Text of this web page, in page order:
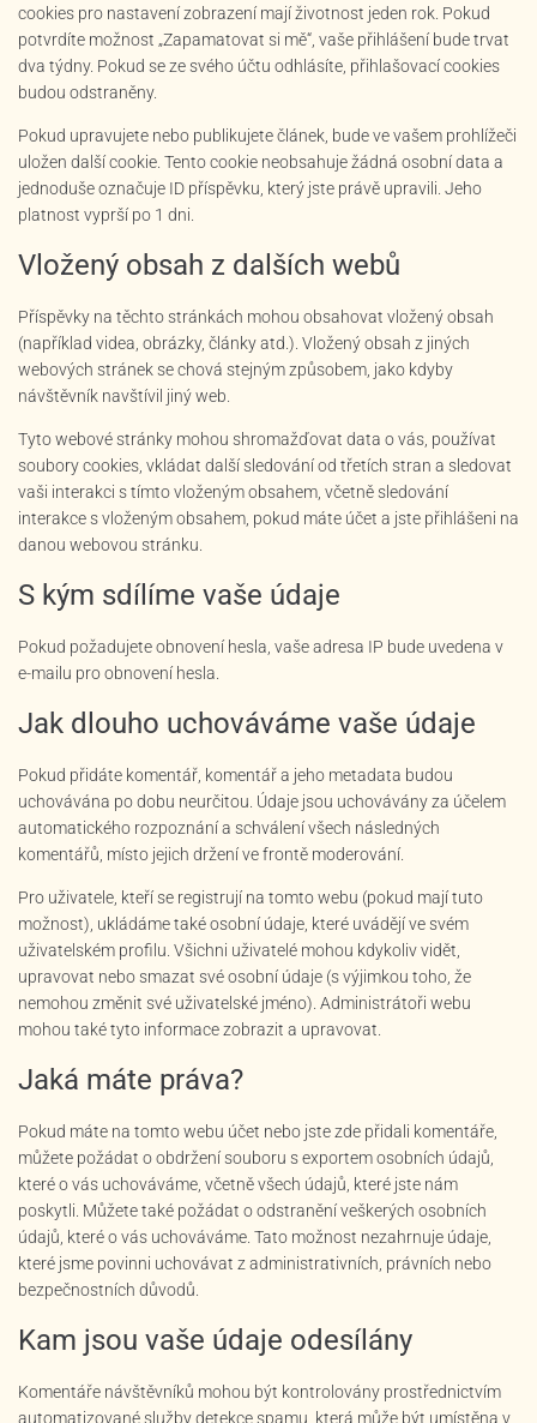
cookies pro nastavení zobrazení mají životnost jeden rok. Pokud
potvrdíte možnost „Zapamatovat si mě“, vaše přihlášení bude trvat
dva týdny. Pokud se ze svého účtu odhlásíte, přihlašovací cookies
budou odstraněny.
Pokud upravujete nebo publikujete článek, bude ve vašem prohlížeči
uložen další cookie. Tento cookie neobsahuje žádná osobní data a
jednoduše označuje ID příspěvku, který jste právě upravili. Jeho
platnost vyprší po 1 dni.
Vložený obsah z dalších webů
Příspěvky na těchto stránkách mohou obsahovat vložený obsah
(například videa, obrázky, články atd.). Vložený obsah z jiných
webových stránek se chová stejným způsobem, jako kdyby
návštěvník navštívil jiný web.
Tyto webové stránky mohou shromažďovat data o vás, používat
soubory cookies, vkládat další sledování od třetích stran a sledovat
vaši interakci s tímto vloženým obsahem, včetně sledování
interakce s vloženým obsahem, pokud máte účet a jste přihlášeni na
danou webovou stránku.
S kým sdílíme vaše údaje
Pokud požadujete obnovení hesla, vaše adresa IP bude uvedena v
e-mailu pro obnovení hesla.
Jak dlouho uchováváme vaše údaje
Pokud přidáte komentář, komentář a jeho metadata budou
uchovávána po dobu neurčitou. Údaje jsou uchovávány za účelem
automatického rozpoznání a schválení všech následných
komentářů, místo jejich držení ve frontě moderování.
Pro uživatele, kteří se registrují na tomto webu (pokud mají tuto
možnost), ukládáme také osobní údaje, které uvádějí ve svém
uživatelském profilu. Všichni uživatelé mohou kdykoliv vidět,
upravovat nebo smazat své osobní údaje (s výjimkou toho, že
nemohou změnit své uživatelské jméno). Administrátoři webu
mohou také tyto informace zobrazit a upravovat.
Jaká máte práva?
Pokud máte na tomto webu účet nebo jste zde přidali komentáře,
můžete požádat o obdržení souboru s exportem osobních údajů,
které o vás uchováváme, včetně všech údajů, které jste nám
poskytli. Můžete také požádat o odstranění veškerých osobních
údajů, které o vás uchováváme. Tato možnost nezahrnuje údaje,
které jsme povinni uchovávat z administrativních, právních nebo
bezpečnostních důvodů.
Kam jsou vaše údaje odesílány
Komentáře návštěvníků mohou být kontrolovány prostřednictvím
automatizované služby detekce spamu, která může být umístěna v